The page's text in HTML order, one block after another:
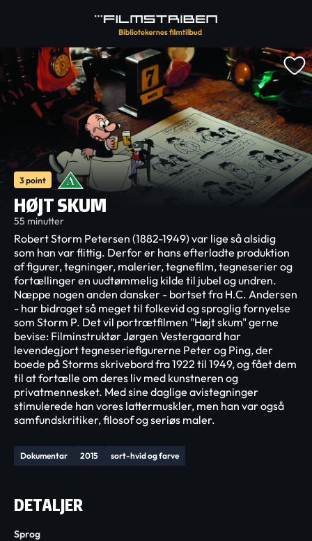
3 point
HØJT SKUM
55 minutter
Dokumentar 2015 sort-hvid og farve
Robert Storm Petersen (1882-1949) var lige så alsidig
som han var flittig. Derfor er hans efterladte produktion
af figurer, tegninger, malerier, tegnefilm, tegneserier og
fortællinger en uudtømmelig kilde til jubel og undren.
Næppe nogen anden dansker - bortset fra H.C. Andersen
- har bidraget så meget til folkevid og sproglig fornyelse
som Storm P. Det vil portrætfilmen "Højt skum" gerne
bevise: Filminstruktør Jørgen Vestergaard har
levendegjort tegneseriefigurerne Peter og Ping, der
boede på Storms skrivebord fra 1922 til 1949, og fået dem
til at fortælle om deres liv med kunstneren og
privatmennesket. Med sine daglige avistegninger
stimulerede han vores lattermuskler, men han var også
samfundskritiker, filosof og seriøs maler.
DETALJER
Sprog